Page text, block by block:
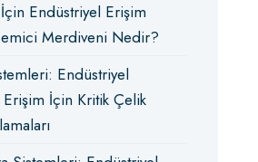
Endüstriyel Erişim
Merdiveni Nedir?
Endüstriyel
İçin Kritik Çelik